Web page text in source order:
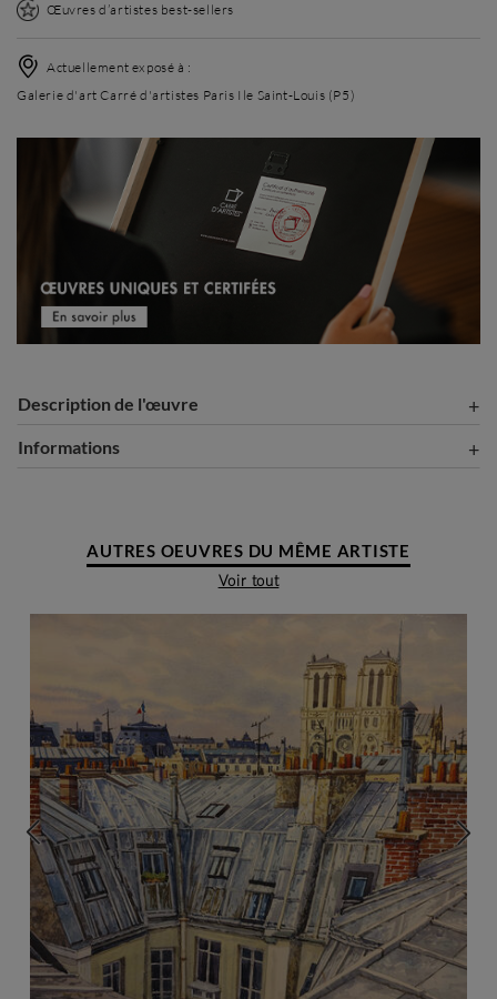
Œuvres d’artistes best-sellers
Actuellement exposé à :
Galerie d'art Carré d'artistes Paris Ile Saint-Louis (P5)
Description de l'œuvre
Informations
AUTRES OEUVRES DU MÊME ARTISTE
Voir tout